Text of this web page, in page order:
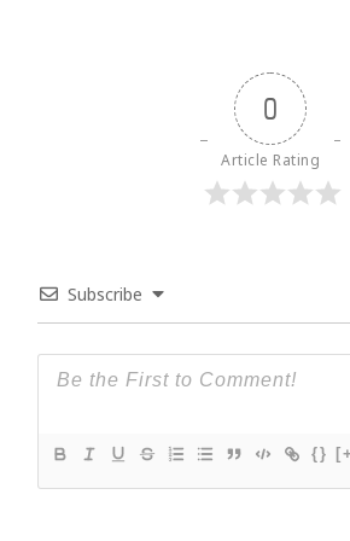
0
Article Rating
Subscribe
{}